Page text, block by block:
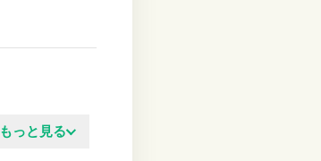
もっと見る